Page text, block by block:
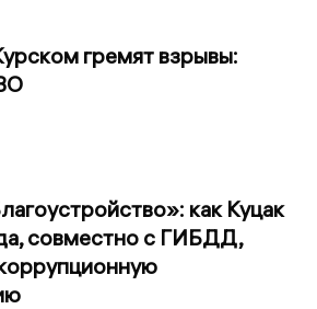
гремят взрывы:
как Куцак
совместно с ГИБДД,